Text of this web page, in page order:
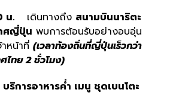
น. เดินทางถึง สนามบินนาริตะ
ศญี่ปุ่น พบการต้อนรับอย่างอบอุ่น
าหน้าที่ (เวลาท้องถิ่นที่ญี่ปุ่นเร็วกว่า
ศไทย 2 ชั่วโมง)
บริการอาหารค่ำ เมนู ชุดเบนโตะ